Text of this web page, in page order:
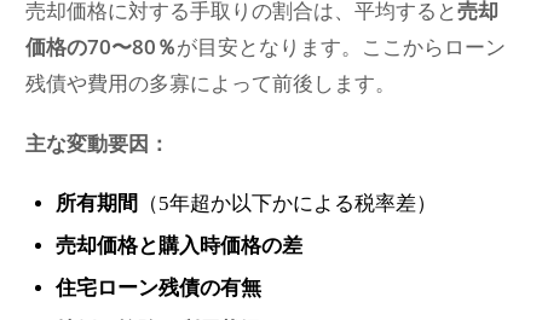
売却価格に対する手取りの割合は、平均すると売却
価格の70〜80％が目安となります。ここからローン
残債や費用の多寡によって前後します。
主な変動要因：
所有期間
（5年超か以下かによる税率差）
売却価格と購入時価格の差
住宅ローン残債の有無